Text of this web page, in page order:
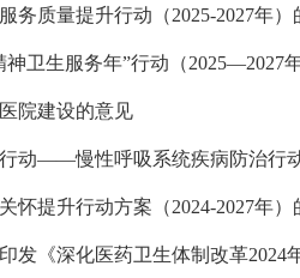
务质量提升行动（2025-2027年）
神卫生服务年”行动（2025—2027
院建设的意见
怀提升行动方案（2024-2027年）
发《深化医药卫生体制改革2024